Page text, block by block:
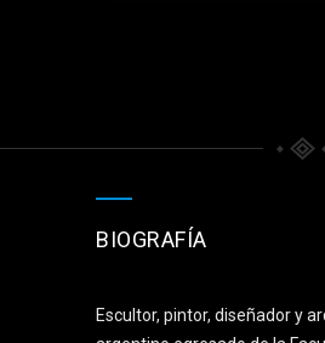
BIOGRAFÍA
Escultor, pintor, diseñador y